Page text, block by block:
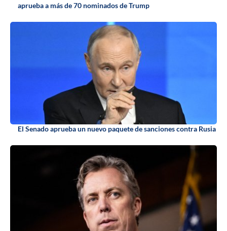
aprueba a más de 70 nominados de Trump
El Senado aprueba un nuevo paquete de sanciones contra Rusia